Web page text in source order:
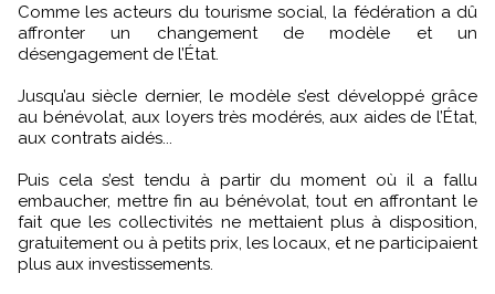
Comme les acteurs du tourisme social, la fédération a dû
affronter un changement de modèle et un
désengagement de l’État.
Jusqu’au siècle dernier, le modèle s’est développé grâce
au bénévolat, aux loyers très modérés, aux aides de l’État,
aux contrats aidés...
Puis cela s’est tendu à partir du moment où il a fallu
embaucher, mettre fin au bénévolat, tout en affrontant le
fait que les collectivités ne mettaient plus à disposition,
gratuitement ou à petits prix, les locaux, et ne participaient
plus aux investissements.